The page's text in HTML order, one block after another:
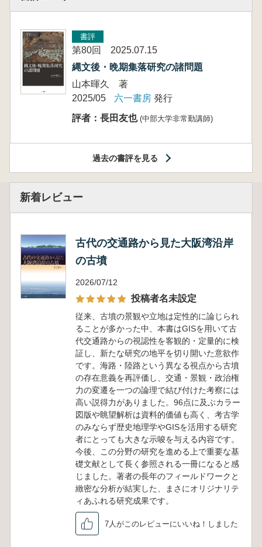
書評
第80回 2025.07.15
縄文後・晩期集落研究の諸問題
山本暉久 著
2025/05
六一書房 発行
評者：長田友也 (中部大学非常勤講師)
過去の書評を見る
新着レビュー
古代の交通路から見た大阪湾沿岸
の古墳
2026/07/12
投稿者名未設定
従来、古墳の景観や立地は定性的に論じられ
ることが多かった中、本書はGISを用いて古
代交通路からの視認性を客観的・定量的に検
証し、新たな研究の地平を切り開いた意欲作
です。海路・陸路という異なる視点から古墳
の存在意義を再評価し、交通・景観・政治権
力の変遷を一つの論理で結び付けた考察には
高い説得力がありました。96点に及ぶカラー
図版や眺望解析は資料的価値も高く、考古学
のみならず歴史地理学やGISを活用する研究
者にとっても大きな示唆を与える内容です。
今後、この分野の研究を進める上で重要な基
礎文献として長く参照される一冊になると感
じました。著者の長年のフィールドワークと
緻密な分析が結実した、まさにオリジナリテ
ィあふれる研究成果です。
7人がこのレビューにいいね！しました